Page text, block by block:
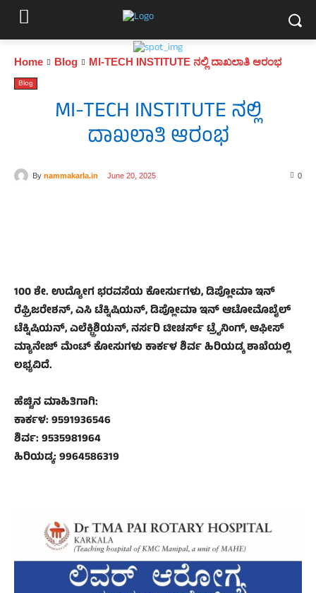
Home Blog MI-TECH INSTITUTE ನಲ್ಲಿ ದಾಖಲಾತಿ ಆರಂಭ
Blog
MI-TECH INSTITUTE ನಲ್ಲಿ
ದಾಖಲಾತಿ ಆರಂಭ
By nammakarla.in June 20, 2025 0
100 ಶೇ. ಉದ್ಯೋಗ ಭರವಸೆಯ ಕೋರ್ಸುಗಳು, ಡಿಪ್ಲೋಮಾ ಇನ್
ರೆಫ್ರಿಜರೇಶನ್, ಎಸಿ ಟೆಕ್ನಿಷಿಯನ್, ಡಿಪ್ಲೋಮಾ ಇನ್ ಆಟೋಮೊಬೈಲ್
ಟೆಕ್ನಿಷಿಯನ್, ಎಲೆಕ್ಟ್ರಿಶಿಯನ್, ನರ್ಸರಿ ಟೀಚರ್ಸ್ ಟ್ರೈನಿಂಗ್, ಆಫೀಸ್
ಮ್ಯಾನೇಜ್ ಮೆಂಟ್ ಕೋಸುಗಳು ಕಾರ್ಕಳ ಶಿರ್ವ ಹಿರಿಯಡ್ಕ ಶಾಖೆಯಲ್ಲಿ
ಲಭ್ಯವಿದೆ.
ಹೆಚ್ಚಿನ ಮಾಹಿತಿಗಾಗಿ:
ಕಾರ್ಕಳ: 9591936546
ಶಿರ್ವ: 9535981964
ಹಿರಿಯಡ್ಕ: 9964586319